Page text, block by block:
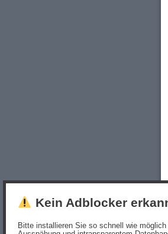
Kein Adblocker
Bitte installieren Sie so schnell wie